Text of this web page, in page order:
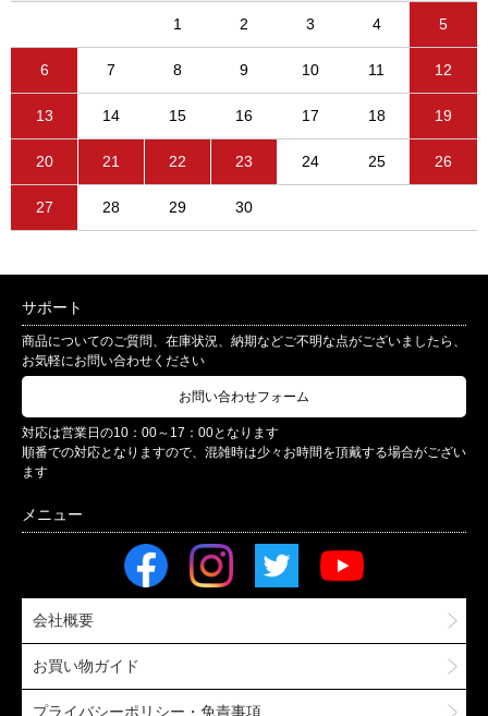
1 2 3 4 5
6 7 8 9 10 11 12
13 14 15 16 17 18 19
20 21 22 23 24 25 26
27 28 29 30
サポート
商品についてのご質問、在庫状況、納期などご不明な点がございましたら、
お気軽にお問い合わせください
お問い合わせフォーム
対応は営業日の10：00～17：00となります
順番での対応となりますので、混雑時は少々お時間を頂戴する場合がござい
ます
会社概要
お買い物ガイド
プライバシーポリシー・免責事項